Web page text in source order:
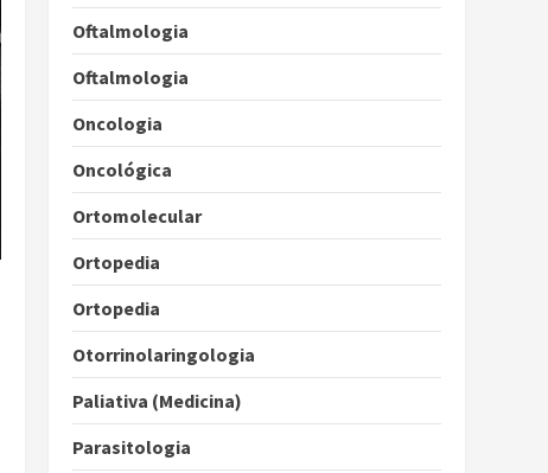
Oftalmologia
Oftalmologia
Oncologia
Oncológica
Ortomolecular
Ortopedia
Ortopedia
Otorrinolaringologia
Paliativa (Medicina)
Parasitologia